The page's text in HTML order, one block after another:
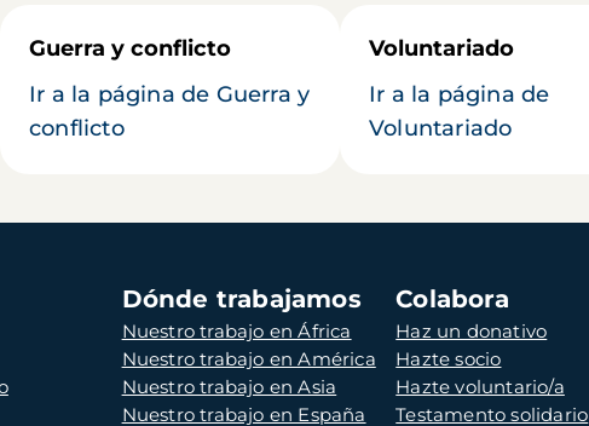
Guerra y conflicto
Ir a la página de Guerra y
conflicto
Voluntariado
Ir a la página de
Voluntariado
Dónde trabajamos
Nuestro trabajo en África
Nuestro trabajo en América
Nuestro trabajo en Asia
Nuestro trabajo en España
Colabora
Haz un donativo
Hazte socio
Hazte voluntario/a
Testamento solidario